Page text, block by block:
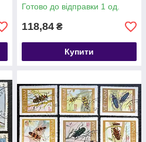
Готово до відправки 1 од.
118,84 ₴
Купити